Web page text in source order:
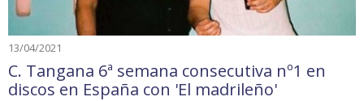
13/04/2021
C. Tangana 6ª semana consecutiva nº1 en
discos en España con 'El madrileño'